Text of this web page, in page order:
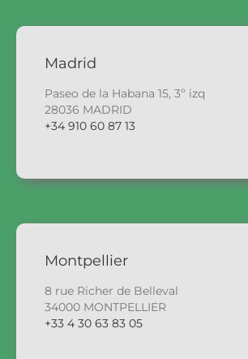
Madrid
Paseo de la Habana 15, 3º izq
28036 MADRID
+34 910 60 87 13
Montpellier
8 rue Richer de Belleval
34000 MONTPELLIER
+33 4 30 63 83 05